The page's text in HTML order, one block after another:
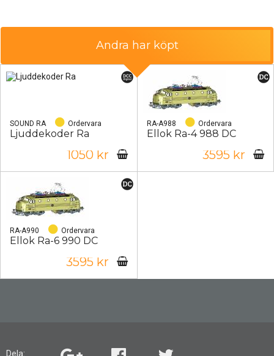
Andra har köpt
SOUND RA Ordervara
Ljuddekoder Ra
1050 kr
RA-A988 Ordervara
Ellok Ra-4 988 DC
3595 kr
RA-A990 Ordervara
Ellok Ra-6 990 DC
3595 kr
Dela: